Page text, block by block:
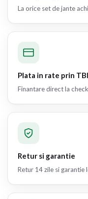
La orice set de jante
Plata in rate prin TBI
Finantare direct la
Retur si garantie
Retur 14 zile si garantie